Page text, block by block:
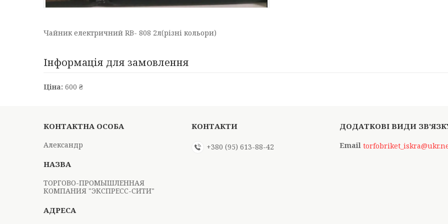
Чайник електричний RB- 808 2л(різні кольори)
Інформація для замовлення
Ціна: 600 ₴
Александр
ТОРГОВО-ПРОМЫШЛЕННАЯ
КОМПАНИЯ "ЭКСПРЕСС-СИТИ"
+380 (95) 613-88-42